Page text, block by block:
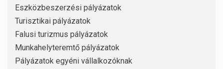
Eszközbeszerzési pályázatok
Turisztikai pályázatok
Falusi turizmus pályázatok
Munkahelyteremtő pályázatok
Pályázatok egyéni vállalkozóknak